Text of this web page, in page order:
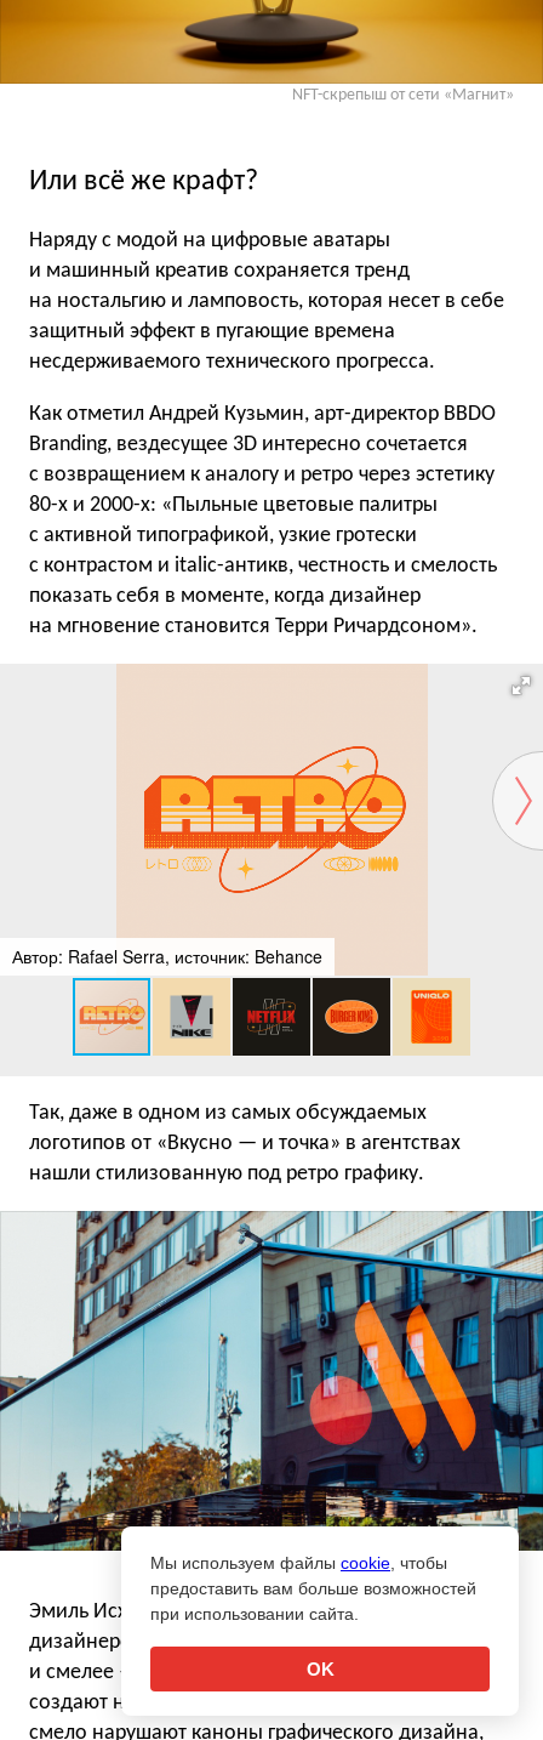
NFT-скрепыш от сети «Магнит»
Или всё же крафт?
Наряду с модой на цифровые аватары
и машинный креатив сохраняется тренд
на ностальгию и ламповость, которая несет в себе
защитный эффект в пугающие времена
несдерживаемого технического прогресса.
Как отметил Андрей Кузьмин, арт-директор BBDO
Branding, вездесущее 3D интересно сочетается
с возвращением к аналогу и ретро через эстетику
80-х и 2000-х: «Пыльные цветовые палитры
с активной типографикой, узкие гротески
с контрастом и italic-антикв, честность и смелость
показать себя в моменте, когда дизайнер
на мгновение становится Терри Ричардсоном».
Автор: Rafael Serra, источник: Behance
Так, даже в одном из самых обсуждаемых
логотипов от «Вкусно — и точка» в агентствах
нашли стилизованную под ретро графику.
Логотип сети «Вкусно – и точка»
Эмиль Исхаков из ONY отмечает, что при этом
дизайнерский крафт стал разнообразнее
и смелее — появилось много команд, которые
создают неожиданные пластические решения,
смело нарушают каноны графического дизайна,
Мы используем файлы cookie , чтобы
предоставить вам больше возможностей
при использовании сайта.
OK